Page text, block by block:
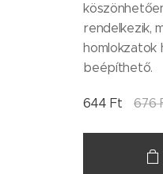
rendelkezik,
homlokzatok
beépíthető.
644 Ft 676